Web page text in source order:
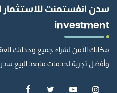
investment
مكانك الآمن لشراء جميع وحداتك
وأفضل تجربة لخدمات مابعد